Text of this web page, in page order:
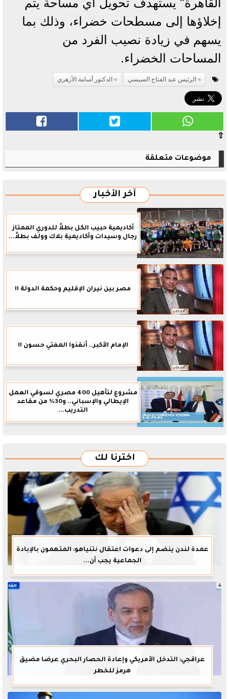
إخلاؤها إلى مسطحات خضراء، وذلك بما
يسهم في زيادة نصيب الفرد من
المساحات الخضراء.
الرئيس عبد الفتاح السيسي الدكتور أسامة الأزهري
⇧
موضوعات متعلقة
آخر الأخبار
أكاديمية حبيب الكل بطلاً للدوري الممتاز
رجال وسيدات وأكاديمية بلاك وولف بطلاً...
مصر بين نيران الإقليم وحكمة الدولة !!
الإمام الأكبر.. أنقذوا المفتي حسون !!
مشروع لتأهيل 400 مصري لسوقي العمل
الإيطالي والإسباني.. و30% من مقاعد
التدريب...
اخترنا لك
عمدة لندن ينضم إلى دعوات اعتقال نتنياهو: المتهمون بالإبادة
الجماعية يجب أن...
عراقجي: التدخل الأمريكي وإعادة الحصار البحري عرضا مضيق
هرمز للخطر